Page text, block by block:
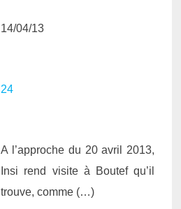
14/04/13
24
A l’approche du 20 avril 2013,
Insi rend visite à Boutef qu’il
trouve, comme (…)